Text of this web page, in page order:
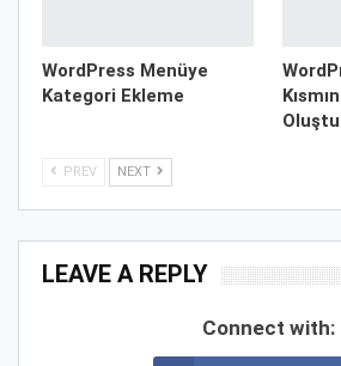
WordPress Menüye
Kategori Ekleme
PREV NEXT
LEAVE A REPLY
Connect with: